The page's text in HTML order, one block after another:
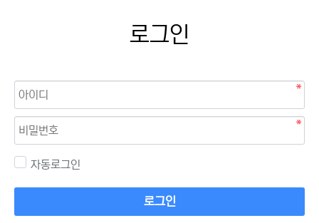
로그인
자동로그인
로그인